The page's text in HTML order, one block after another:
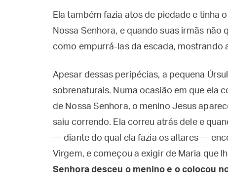
Ela também fazia atos de piedade e tinha
Nossa Senhora, e quando suas irmãs não
como empurrá-las da escada, mostrando
Apesar dessas peripécias, a pequena
sobrenaturais. Numa ocasião em que ela
de Nossa Senhora, o menino Jesus
saiu correndo. Ela correu atrás dele e
— diante do qual ela fazia os altares —
Virgem, e começou a exigir de Maria que
Senhora desceu o menino e o colocou